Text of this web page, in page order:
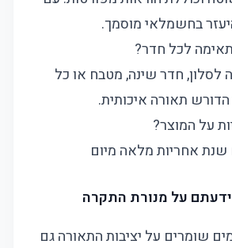
בחשמלאי מוסמך.
לכל חדר?
לסלון, חדר שינה, מטבח או כל
תאורה איכותית.
על המוצר?
שנת אחריות מלאה מיום
ידעתם על מנורת התקרה
שומרים על יציבות התאורה גם